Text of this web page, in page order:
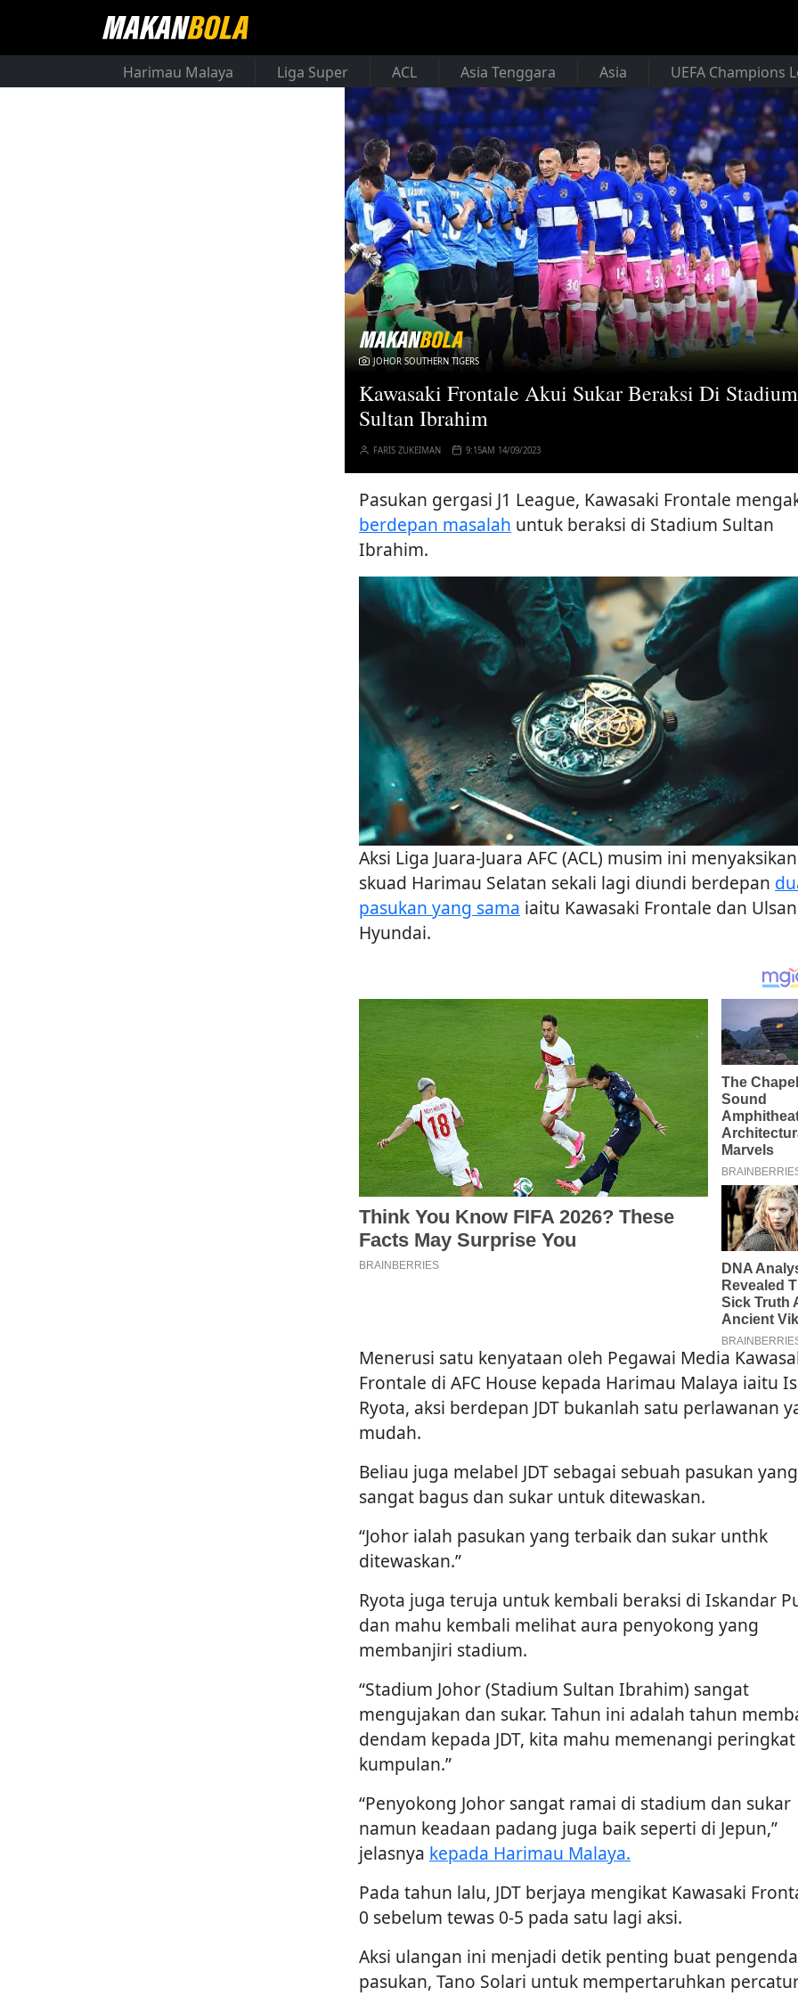
Harimau Malaya Liga Super ACL Asia Tenggara Asia UEFA Champions
JOHOR SOUTHERN TIGERS
Kawasaki Frontale Akui Sukar Beraksi Di Stadium
Sultan Ibrahim
FARIS ZUKEIMAN 9:15AM 14/09/2023
Pasukan gergasi J1 League, Kawasaki Frontale
berdepan masalah untuk beraksi di Stadium Sultan
Ibrahim.
Aksi Liga Juara-Juara AFC (ACL) musim ini menyaksikan
skuad Harimau Selatan sekali lagi diundi berdepan
pasukan yang sama iaitu Kawasaki Frontale dan Ulsan
Hyundai.
Menerusi satu kenyataan oleh Pegawai Media
Frontale di AFC House kepada Harimau Malaya iaitu
Ryota, aksi berdepan JDT bukanlah satu perlawanan
mudah.
Beliau juga melabel JDT sebagai sebuah pasukan yang
sangat bagus dan sukar untuk ditewaskan.
“Johor ialah pasukan yang terbaik dan sukar unthk
ditewaskan.”
Ryota juga teruja untuk kembali beraksi di Iskandar
dan mahu kembali melihat aura penyokong yang
membanjiri stadium.
“Stadium Johor (Stadium Sultan Ibrahim) sangat
mengujakan dan sukar. Tahun ini adalah tahun
dendam kepada JDT, kita mahu memenangi peringkat
kumpulan.”
“Penyokong Johor sangat ramai di stadium dan sukar
namun keadaan padang juga baik seperti di Jepun,”
jelasnya kepada Harimau Malaya.
Pada tahun lalu, JDT berjaya mengikat Kawasaki
0 sebelum tewas 0-5 pada satu lagi aksi.
Aksi ulangan ini menjadi detik penting buat
pasukan, Tano Solari untuk mempertaruhkan